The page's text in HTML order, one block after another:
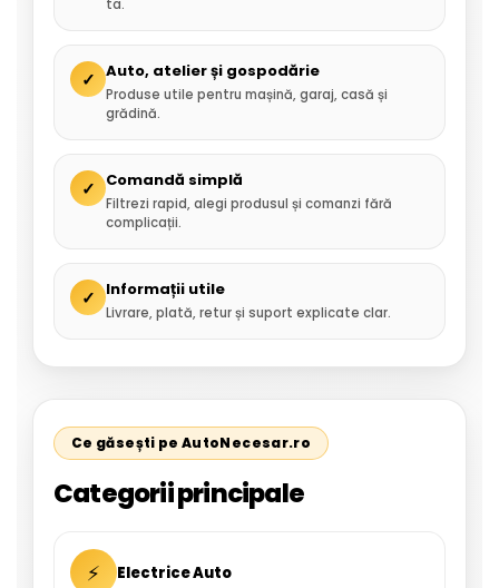
ta.
✓ Auto, atelier și gospodărie
Produse utile pentru mașină, garaj, casă și
grădină.
✓ Comandă simplă
Filtrezi rapid, alegi produsul și comanzi fără
complicații.
✓ Informații utile
Livrare, plată, retur și suport explicate clar.
Ce găsești pe AutoNecesar.ro
Categorii principale
⚡ Electrice Auto